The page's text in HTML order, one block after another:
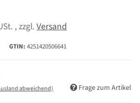
, zzgl.Versand
GTIN: 4251420506641
abweichend) Frage zum Artikel